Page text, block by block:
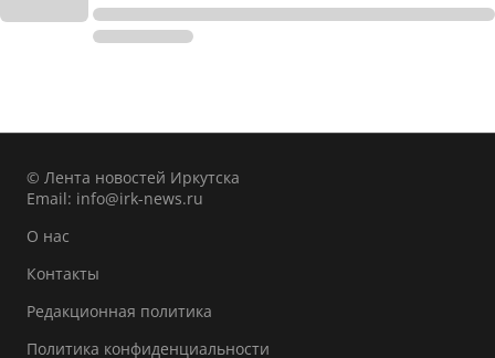
© Лента новостей Иркутска
Email: info@irk-news.ru
О нас
Контакты
Редакционная политика
Политика конфиденциальности